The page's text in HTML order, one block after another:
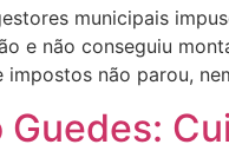
municipais
e não conseguiu
impostos não parou,
Guedes: